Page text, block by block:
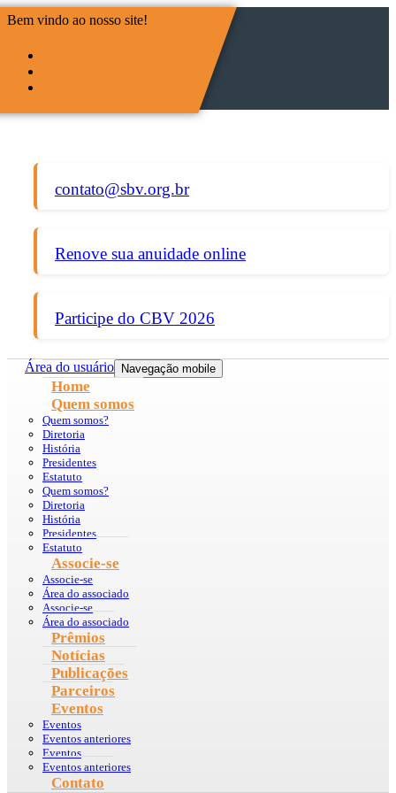
Bem vindo ao nosso site!
contato@sbv.org.br
Renove sua anuidade online
Participe do CBV 2026
Área do usuário Navegação mobile
Home
Quem somos
Quem somos?
Diretoria
História
Presidentes
Estatuto
Quem somos?
Diretoria
História
Presidentes
Estatuto
Associe-se
Associe-se
Área do associado
Associe-se
Área do associado
Prêmios
Notícias
Publicações
Parceiros
Eventos
Eventos
Eventos anteriores
Eventos
Eventos anteriores
Contato